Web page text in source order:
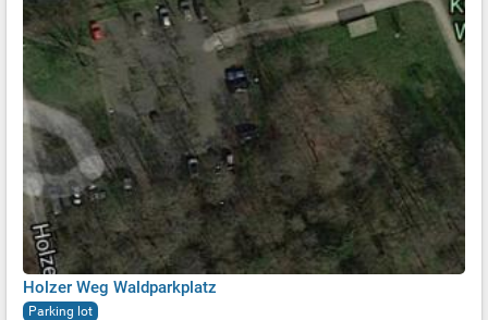
Holzer Weg Waldparkplatz
Parking lot